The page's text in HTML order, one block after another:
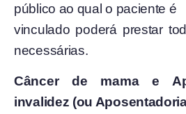
público ao qual o paciente é
vinculado poderá prestar
necessárias.
Câncer de mama e
invalidez (ou